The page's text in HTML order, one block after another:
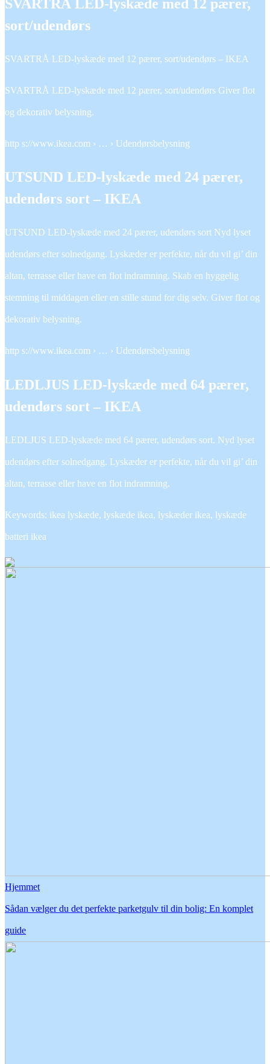
SVARTRÅ LED-lyskæde med 12 pærer,
sort/udendørs
SVARTRÅ LED-lyskæde med 12 pærer, sort/udendørs – IKEA
SVARTRÅ LED-lyskæde med 12 pærer, sort/udendørs Giver flot
og dekorativ belysning.
http s://www.ikea.com › … › Udendørsbelysning
UTSUND LED-lyskæde med 24 pærer,
udendørs sort – IKEA
UTSUND LED-lyskæde med 24 pærer, udendørs sort Nyd lyset
udendørs efter solnedgang. Lyskæder er perfekte, når du vil gi’ din
altan, terrasse eller have en flot indramning. Skab en hyggelig
stemning til middagen eller en stille stund for dig selv. Giver flot og
dekorativ belysning.
http s://www.ikea.com › … › Udendørsbelysning
LEDLJUS LED-lyskæde med 64 pærer,
udendørs sort – IKEA
LEDLJUS LED-lyskæde med 64 pærer, udendørs sort. Nyd lyset
udendørs efter solnedgang. Lyskæder er perfekte, når du vil gi’ din
altan, terrasse eller have en flot indramning.
Keywords: ikea lyskæde, lyskæde ikea, lyskæder ikea, lyskæde
batteri ikea
Hjemmet
Sådan vælger du det perfekte parketgulv til din bolig: En komplet
guide